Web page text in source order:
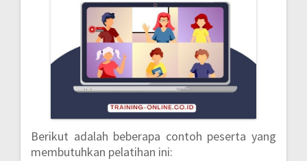
Berikut adalah beberapa contoh peserta yang
membutuhkan pelatihan ini: